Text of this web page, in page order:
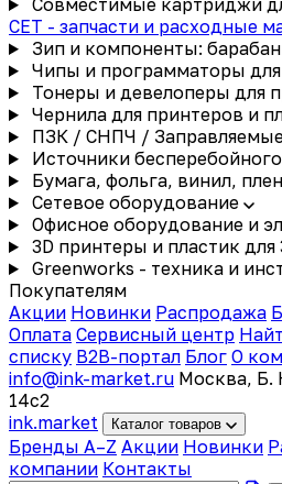
Совместимые картриджи
CET - запчасти и расходные
Зип и компоненты:
Чипы и программаторы
Тонеры и девелоперы для
Чернила для принтеров и
ПЗК / СНПЧ /
Источники
Бумага, фольга, винил,
Сетевое оборудование
Офисное оборудование и
3D принтеры и пластик для
Greenworks - техника и
Покупателям
Акции Новинки Распродажа
Оплата Сервисный центр
списку B2B-портал Блог О
info@ink-market.ru Москва, Б.
14с2
ink.market Каталог товаров
Бренды A–Z Акции Новинки
компании Контакты